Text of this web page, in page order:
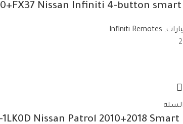
Nissan Infiniti 4-button
,
Infiniti Remotes
1LK0D Nissan Patrol 2010+2018